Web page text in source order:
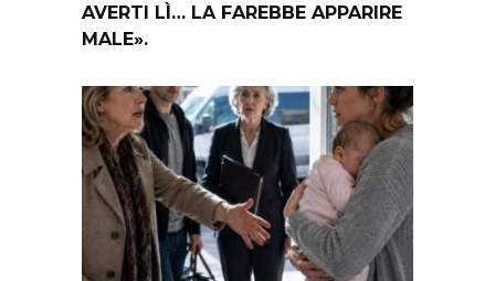
AVERTI LÌ… LA FAREBBE APPARIRE
MALE».